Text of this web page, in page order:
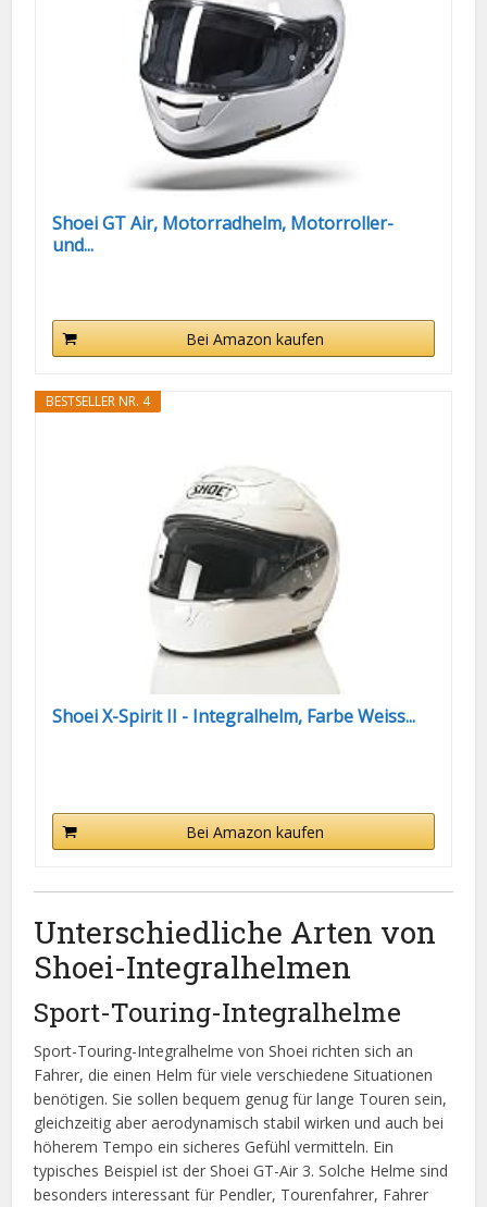
Shoei GT Air, Motorradhelm, Motorroller-
und...
Bei Amazon kaufen
BESTSELLER NR. 4
Shoei X-Spirit II - Integralhelm, Farbe Weiss...
Bei Amazon kaufen
Unterschiedliche Arten von
Shoei-Integralhelmen
Sport-Touring-Integralhelme
Sport-Touring-Integralhelme von Shoei richten sich an
Fahrer, die einen Helm für viele verschiedene Situationen
benötigen. Sie sollen bequem genug für lange Touren sein,
gleichzeitig aber aerodynamisch stabil wirken und auch bei
höherem Tempo ein sicheres Gefühl vermitteln. Ein
typisches Beispiel ist der Shoei GT-Air 3. Solche Helme sind
besonders interessant für Pendler, Tourenfahrer, Fahrer